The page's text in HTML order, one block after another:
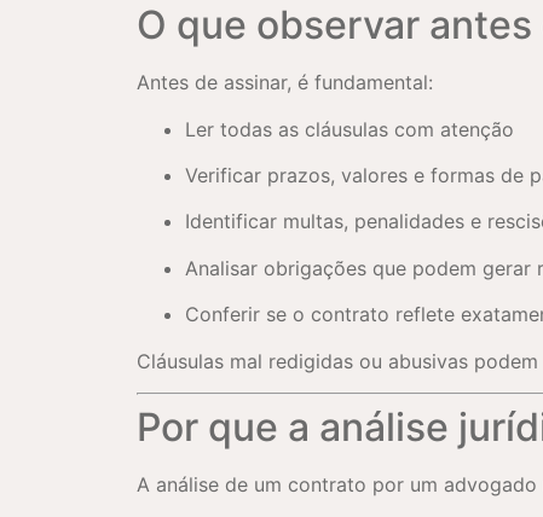
O que observar
Antes de assinar, é fundamental:
Ler todas as cláusulas com atenção
Verificar prazos, valores e formas de
Identificar multas, penalidades e
Analisar obrigações que podem gerar
Conferir se o contrato reflete
Cláusulas mal redigidas ou abusivas
Por que a análise
A análise de um contrato por um